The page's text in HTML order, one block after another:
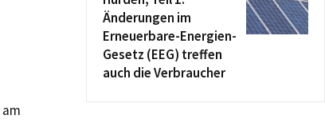
Änderungen im
Erneuerbare-Energien-
Gesetz (EEG) treffen
auch die Verbraucher